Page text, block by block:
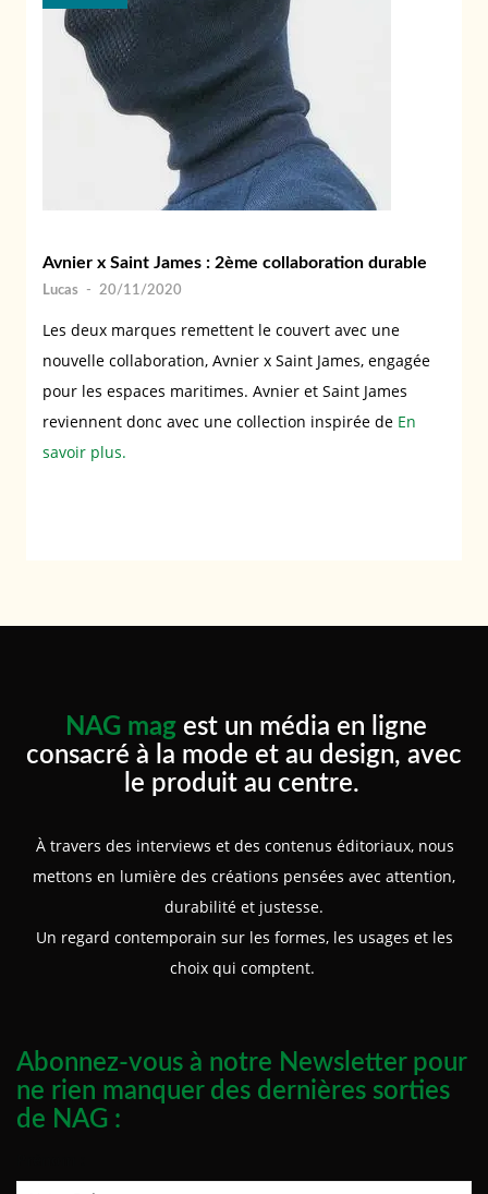
Avnier x Saint James : 2ème collaboration durable
Lucas - 20/11/2020
Les deux marques remettent le couvert avec une
nouvelle collaboration, Avnier x Saint James, engagée
pour les espaces maritimes. Avnier et Saint James
reviennent donc avec une collection inspirée de En
savoir plus.
NAG mag est un média en ligne
consacré à la mode et au design, avec
le produit au centre.
À travers des interviews et des contenus éditoriaux, nous
mettons en lumière des créations pensées avec attention,
durabilité et justesse.
Un regard contemporain sur les formes, les usages et les
choix qui comptent.
Abonnez-vous à notre Newsletter pour
ne rien manquer des dernières sorties
de NAG :